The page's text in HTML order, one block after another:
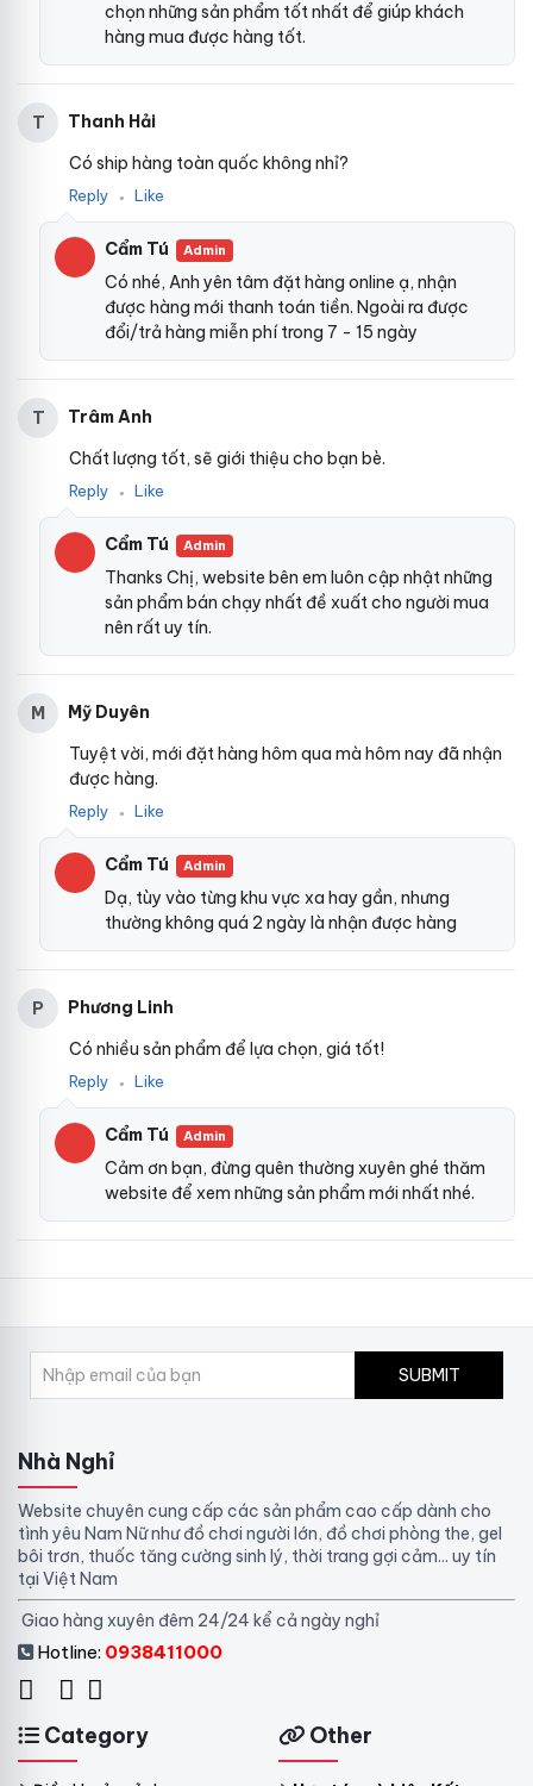
chọn những sản phẩm tốt nhất để giúp khách
hàng mua được hàng tốt.
T
Thanh Hải
Có ship hàng toàn quốc không nhỉ?
Reply ● Like
Cẩm Tú Admin
Có nhé, Anh yên tâm đặt hàng online ạ, nhận
được hàng mới thanh toán tiền. Ngoài ra được
đổi/trả hàng miễn phí trong 7 - 15 ngày
T
Trâm Anh
Chất lượng tốt, sẽ giới thiệu cho bạn bè.
Reply ● Like
Cẩm Tú Admin
Thanks Chị, website bên em luôn cập nhật những
sản phẩm bán chạy nhất đề xuất cho người mua
nên rất uy tín.
M
Mỹ Duyên
Tuyệt vời, mới đặt hàng hôm qua mà hôm nay đã nhận
được hàng.
Reply ● Like
Cẩm Tú Admin
Dạ, tùy vào từng khu vực xa hay gần, nhưng
thường không quá 2 ngày là nhận được hàng
P
Phương Linh
Có nhiều sản phẩm để lựa chọn, giá tốt!
Reply ● Like
Cẩm Tú Admin
Cảm ơn bạn, đừng quên thường xuyên ghé thăm
website để xem những sản phẩm mới nhất nhé.
SUBMIT
Nhà Nghỉ
Website chuyên cung cấp các sản phẩm cao cấp dành cho
tình yêu Nam Nữ như đồ chơi người lớn, đồ chơi phòng the, gel
bôi trơn, thuốc tăng cường sinh lý, thời trang gợi cảm... uy tín
tại Việt Nam
Giao hàng xuyên đêm 24/24 kể cả ngày nghỉ
Hotline: 0938411000
Category Other